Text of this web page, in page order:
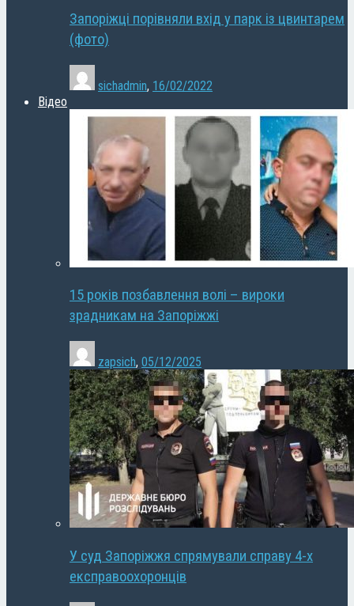
Запоріжці порівняли вхід у парк із цвинтарем
(фото)
sichadmin, 16/02/2022
Відео
15 років позбавлення волі – вироки
зрадникам на Запоріжжі
zapsich, 05/12/2025
У суд Запоріжжя спрямували справу 4-х
експравоохоронців